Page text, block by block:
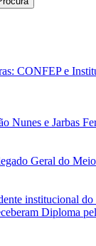
CONFEP e
Nunes e Jarbas
Geral do
institucional
Diploma